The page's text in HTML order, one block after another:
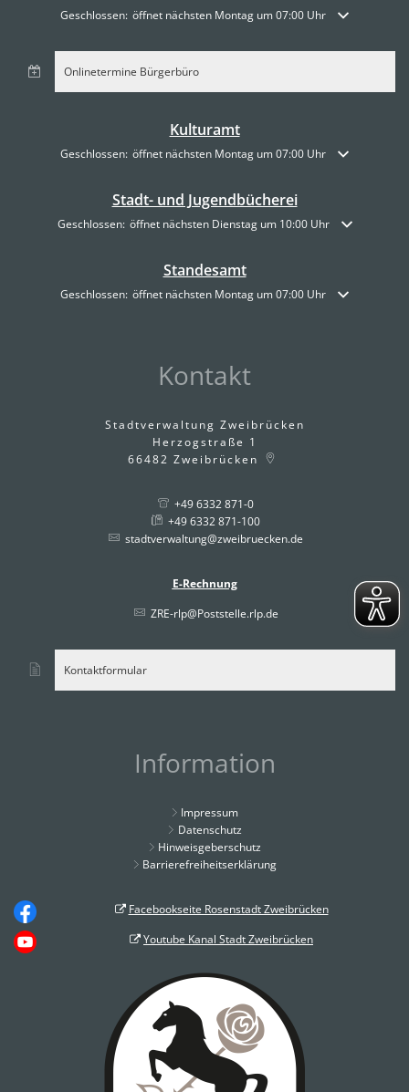
Klicken, um weitere Öffnungs- oder Schließzeiten auszublenden
Geschlossen: öffnet nächsten Montag um 07:00 Uhr
Onlinetermine Bürgerbüro
Kulturamt
Klicken, um weitere Öffnungs- oder Schließzeiten auszublenden
Geschlossen: öffnet nächsten Montag um 07:00 Uhr
Stadt- und Jugendbücherei
Klicken, um weitere Öffnungs- oder Schließzeiten auszublenden
Geschlossen: öffnet nächsten Dienstag um 10:00 Uhr
Standesamt
Klicken, um weitere Öffnungs- oder Schließzeiten auszublenden
Geschlossen: öffnet nächsten Montag um 07:00 Uhr
Kontakt
Stadtverwaltung Zweibrücken
Herzogstraße 1
66482 Zweibrücken
+49 6332 871-0
+49 6332 871-100
stadtverwaltung@zweibruecken.de
E-Rechnung
ZRE-rlp@Poststelle.rlp.de
Kontaktformular
Information
Impressum
Datenschutz
Hinweisgeberschutz
Barrierefreiheitserklärung
Facebookseite Rosenstadt Zweibrücken
Youtube Kanal Stadt Zweibrücken